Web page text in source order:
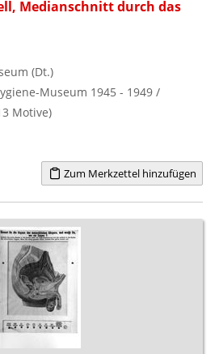
Medianschnitt durch das
(Dt.)
Museum 1945 - 1949 /
Motive)
Zum Merkzettel hinzufügen